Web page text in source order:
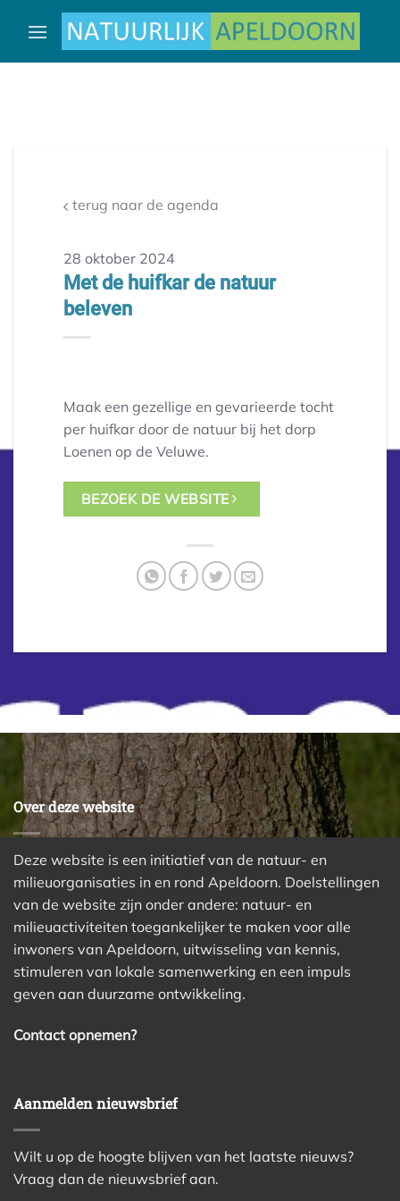
naar
terug naar de agenda
28 oktober 2024
Met de huifkar de natuur
beleven
Maak een gezellige en gevarieerde tocht
per huifkar door de natuur bij het dorp
Loenen op de Veluwe.
BEZOEK DE WEBSITE
Over deze website
Deze website is een initiatief van de natuur- en
milieuorganisaties in en rond Apeldoorn. Doelstellingen
van de website zijn onder andere: natuur- en
milieuactiviteiten toegankelijker te maken voor alle
inwoners van Apeldoorn, uitwisseling van kennis,
stimuleren van lokale samenwerking en een impuls
geven aan duurzame ontwikkeling.
Contact opnemen?
Aanmelden nieuwsbrief
Wilt u op de hoogte blijven van het laatste nieuws?
Vraag dan de nieuwsbrief aan.